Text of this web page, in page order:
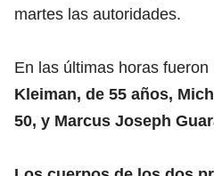
martes las autoridades.
En las últimas horas fueron
Kleiman, de 55 años,
50, y Marcus Joseph